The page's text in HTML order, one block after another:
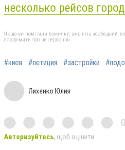
несколько рейсов
Якщо ви помітили помилку, виділіть необхідний
повідомити про це редакцію
#киев #петиция #застройки
Лихенко Юлия
Авторизуйтесь, щоб оцінити